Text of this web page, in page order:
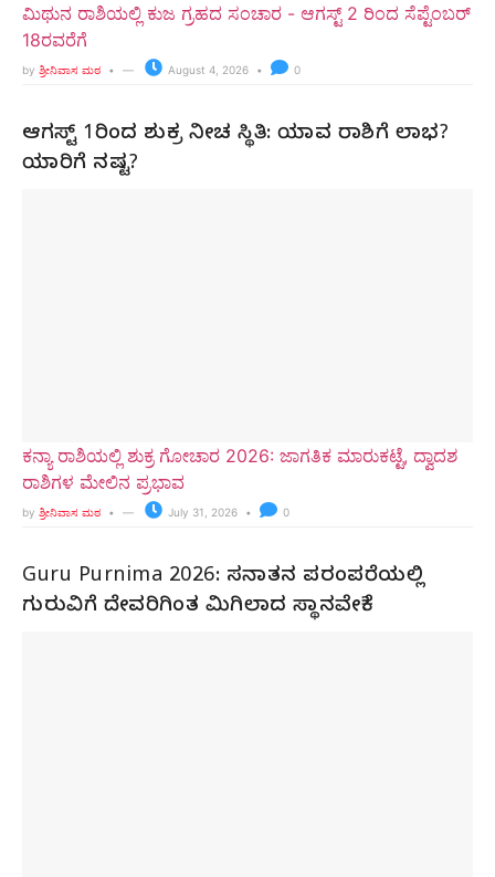
ಮಿಥುನ ರಾಶಿಯಲ್ಲಿ ಕುಜ ಗ್ರಹದ ಸಂಚಾರ - ಆಗಸ್ಟ್ 2 ರಿಂದ ಸೆಪ್ಟೆಂಬರ್
18ರವರೆಗೆ
by ಶ್ರೀನಿವಾಸ ಮಠ August 4, 2026 0
ಆಗಸ್ಟ್ 1ರಿಂದ ಶುಕ್ರ ನೀಚ ಸ್ಥಿತಿ: ಯಾವ ರಾಶಿಗೆ ಲಾಭ?
ಯಾರಿಗೆ ನಷ್ಟ?
ಕನ್ಯಾ ರಾಶಿಯಲ್ಲಿ ಶುಕ್ರ ಗೋಚಾರ 2026: ಜಾಗತಿಕ ಮಾರುಕಟ್ಟೆ, ದ್ವಾದಶ
ರಾಶಿಗಳ ಮೇಲಿನ ಪ್ರಭಾವ
by ಶ್ರೀನಿವಾಸ ಮಠ July 31, 2026 0
Guru Purnima 2026: ಸನಾತನ ಪರಂಪರೆಯಲ್ಲಿ
ಗುರುವಿಗೆ ದೇವರಿಗಿಂತ ಮಿಗಿಲಾದ ಸ್ಥಾನವೇಕೆ?